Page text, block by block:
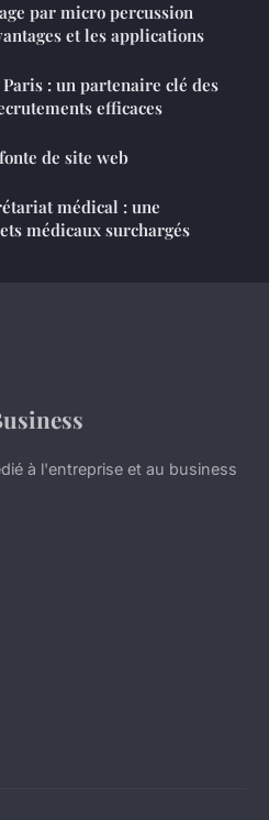
par micro percussion
et les applications
: un partenaire clé des
efficaces
de site web
médical : une
médicaux surchargés
à l'entreprise et au business